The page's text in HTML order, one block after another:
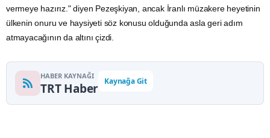
vermeye hazırız." diyen Pezeşkiyan, ancak İranlı müzakere heyetinin
ülkenin onuru ve haysiyeti söz konusu olduğunda asla geri adım
atmayacağının da altını çizdi.
HABER KAYNAĞI
TRT Haber Kaynağa Git